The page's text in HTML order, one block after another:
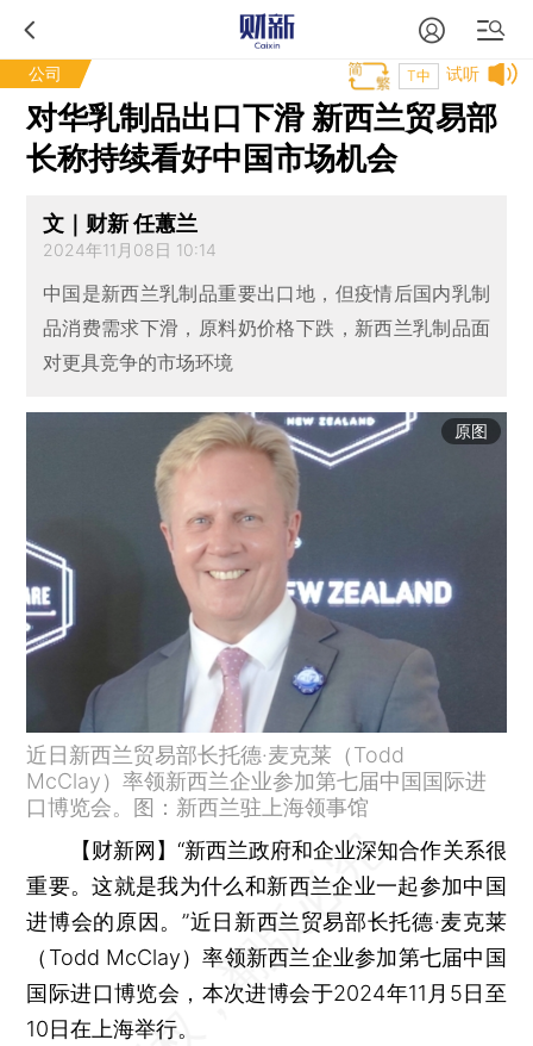
公司 试听
T中
对华乳制品出口下滑 新西兰贸易部
长称持续看好中国市场机会
文｜财新 任蕙兰
2024年11月08日 10:14
中国是新西兰乳制品重要出口地，但疫情后国内乳制
品消费需求下滑，原料奶价格下跌，新西兰乳制品面
对更具竞争的市场环境
原图
近日新西兰贸易部长托德·麦克莱（Todd
McClay）率领新西兰企业参加第七届中国国际进
口博览会。图：新西兰驻上海领事馆
【财新网】 “新西兰政府和企业深知合作关系很
重要。这就是我为什么和新西兰企业一起参加中国
进博会的原因。”近日新西兰贸易部长托德·麦克莱
（Todd McClay）率领新西兰企业参加第七届中国
国际进口博览会，本次进博会于2024年11月5日至
10日在上海举行。